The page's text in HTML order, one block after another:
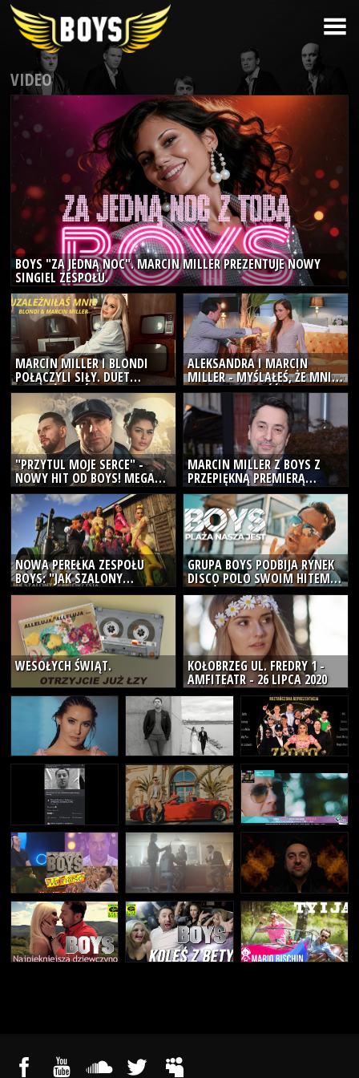
VIDEO
BOYS "ZA JEDNĄ NOC". MARCIN MILLER PREZENTUJE NOWY
SINGIEL ZESPOŁU.
MARCIN MILLER I BLONDI
POŁĄCZYLI SIŁY. DUET
"UZALEŻNIŁAŚ MNIE"! MEGA
PREMIERA
ALEKSANDRA I MARCIN
MILLER - MYŚLAŁEŚ, ŻE MNIE
KUPISZ (NOWOŚĆ 2025)
"PRZYTUL MOJE SERCE" -
NOWY HIT OD BOYS! MEGA
PREMIERA!
MARCIN MILLER Z BOYS Z
PRZEPIĘKNĄ PREMIERĄ
"PORUSZĘ NIEBO I ZIEMIĘ"
NOWA PEREŁKA ZESPOŁU
BOYS: "JAK SZALONY
TRAKTORZYSTA"! MAMY
PRZEDPREMIEROWO
TELEDYSK!
GRUPA BOYS PODBIJA RYNEK
DISCO POLO SWOIM HITEM
"PLAŻA NASZA JEST"!
WESOŁYCH ŚWIĄT. KOŁOBRZEG UL. FREDRY 1 -
AMFITEATR - 26 LIPCA 2020